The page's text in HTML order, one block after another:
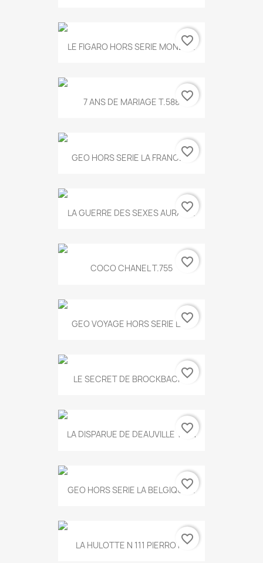
LE FIGARO HORS SERIE MONET...
favorite_border
7 ANS DE MARIAGE T.588 favorite_border
GEO HORS SERIE LA FRANCE...
favorite_border
LA GUERRE DES SEXES AURA T...
favorite_border
COCO CHANEL T.755 favorite_border
GEO VOYAGE HORS SERIE LA...
favorite_border
LE SECRET DE BROCKBACK...
favorite_border
LA DISPARUE DE DEAUVILLE T.551
favorite_border
GEO HORS SERIE LA BELGIQUE...
favorite_border
LA HULOTTE N 111 PIERROT...favorite_border